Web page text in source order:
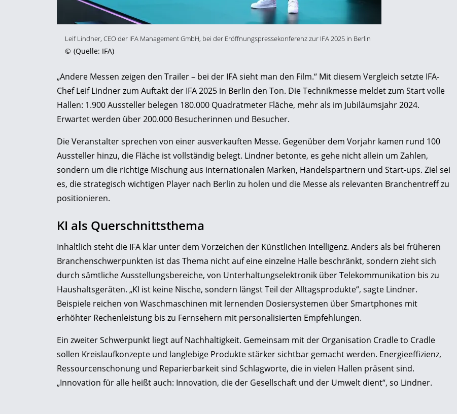
Leif Lindner, CEO der IFA Management GmbH, bei der Eröffnungspressekonferenz zur IFA 2025 in Berlin
© (Quelle: IFA)
„Andere Messen zeigen den Trailer – bei der IFA sieht man den Film.“ Mit diesem Vergleich setzte IFA-
Chef Leif Lindner zum Auftakt der IFA 2025 in Berlin den Ton. Die Technikmesse meldet zum Start volle
Hallen: 1.900 Aussteller belegen 180.000 Quadratmeter Fläche, mehr als im Jubiläumsjahr 2024.
Erwartet werden über 200.000 Besucherinnen und Besucher.
Die Veranstalter sprechen von einer ausverkauften Messe. Gegenüber dem Vorjahr kamen rund 100
Aussteller hinzu, die Fläche ist vollständig belegt. Lindner betonte, es gehe nicht allein um Zahlen,
sondern um die richtige Mischung aus internationalen Marken, Handelspartnern und Start-ups. Ziel sei
es, die strategisch wichtigen Player nach Berlin zu holen und die Messe als relevanten Branchentreff zu
positionieren.
KI als Querschnittsthema
Inhaltlich steht die IFA klar unter dem Vorzeichen der Künstlichen Intelligenz. Anders als bei früheren
Branchenschwerpunkten ist das Thema nicht auf eine einzelne Halle beschränkt, sondern zieht sich
durch sämtliche Ausstellungsbereiche, von Unterhaltungselektronik über Telekommunikation bis zu
Haushaltsgeräten. „KI ist keine Nische, sondern längst Teil der Alltagsprodukte“, sagte Lindner.
Beispiele reichen von Waschmaschinen mit lernenden Dosiersystemen über Smartphones mit
erhöhter Rechenleistung bis zu Fernsehern mit personalisierten Empfehlungen.
Ein zweiter Schwerpunkt liegt auf Nachhaltigkeit. Gemeinsam mit der Organisation Cradle to Cradle
sollen Kreislaufkonzepte und langlebige Produkte stärker sichtbar gemacht werden. Energieeffizienz,
Ressourcenschonung und Reparierbarkeit sind Schlagworte, die in vielen Hallen präsent sind.
„Innovation für alle heißt auch: Innovation, die der Gesellschaft und der Umwelt dient“, so Lindner.